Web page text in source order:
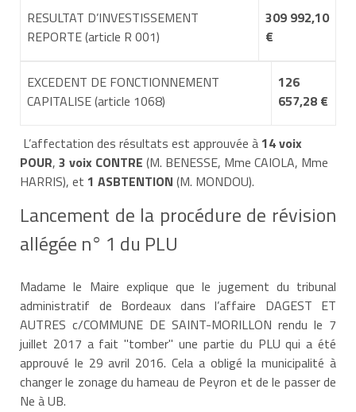
RESULTAT D’INVESTISSEMENT
REPORTE (article R 001)
309 992,10
€
EXCEDENT DE FONCTIONNEMENT
CAPITALISE (article 1068)
126
657,28 €
L’affectation des résultats est approuvée à 14 voix
POUR, 3 voix CONTRE (M. BENESSE, Mme CAIOLA, Mme
HARRIS), et 1 ASBTENTION (M. MONDOU).
Lancement de la procédure de révision
allégée n° 1 du PLU
Madame le Maire explique que le jugement du tribunal
administratif de Bordeaux dans l’affaire DAGEST ET
AUTRES c/COMMUNE DE SAINT-MORILLON rendu le 7
juillet 2017 a fait "tomber" une partie du PLU qui a été
approuvé le 29 avril 2016. Cela a obligé la municipalité à
changer le zonage du hameau de Peyron et de le passer de
Ne à UB.